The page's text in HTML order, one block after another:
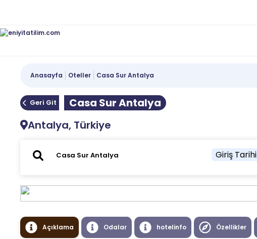
Anasayfa Oteller Casa Sur Antalya
Geri Git
Casa Sur Antalya
Antalya, Türkiye
Giriş Tarihi
Açıklama Odalar hotelinfo Özellikler